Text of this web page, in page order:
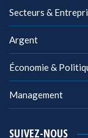
Secteurs &
Argent
Économie &
Management
SUIVEZ-NOUS